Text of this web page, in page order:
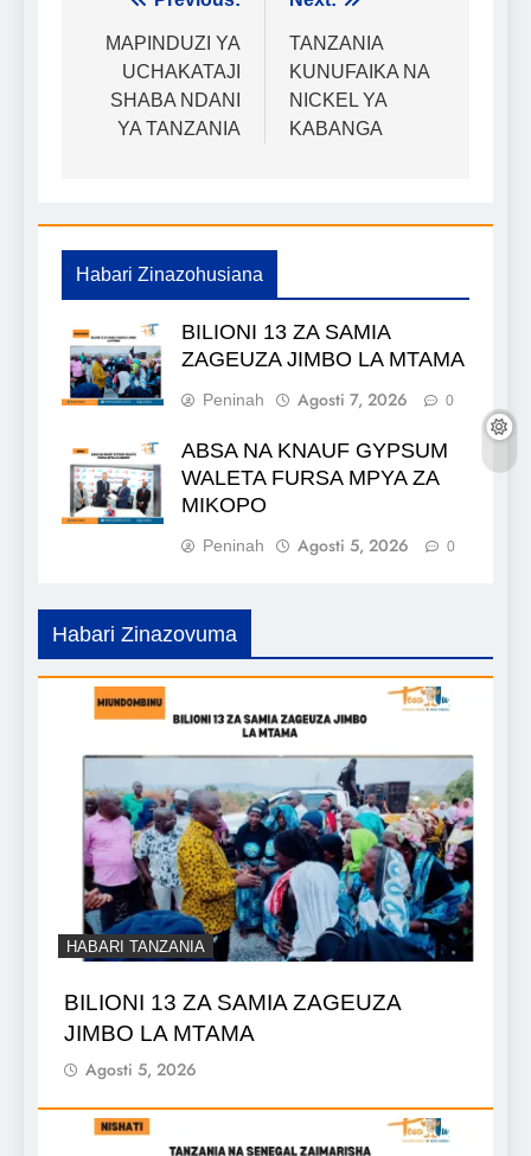
wa
chapisho
MAPINDUZI YA
UCHAKATAJI
SHABA NDANI
YA TANZANIA
TANZANIA
KUNUFAIKA NA
NICKEL YA
KABANGA
Habari Zinazohusiana
BILIONI 13 ZA SAMIA
ZAGEUZA JIMBO LA MTAMA
Peninah Agosti 7, 2026 0
ABSA NA KNAUF GYPSUM
WALETA FURSA MPYA ZA
MIKOPO
Peninah Agosti 5, 2026 0
Habari Zinazovuma
HABARI TANZANIA
BILIONI 13 ZA SAMIA ZAGEUZA
JIMBO LA MTAMA
Agosti 5, 2026